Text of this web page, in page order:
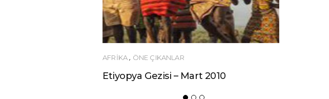
,ÖNE ÇIKANLAR
Etiyopya Gezisi – Mart 2010